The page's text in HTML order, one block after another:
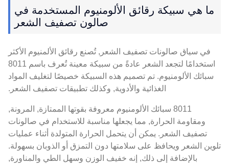
ما هي سبيكة رقائق الألومنيوم المستخدمة في
صالون تصفيف الشعر
في سياق صالونات تصفيف الشعر, تُصنع رقائق الألمنيوم الأكثر
استخدامًا لتجعد الشعر عادةً من سبيكة معينة تُعرف باسم 8011
سبائك الألومنيوم. تم تصميم هذه السبيكة خصيصًا لتغليف المواد
الغذائية والأدوية, وكذلك تطبيقات تصفيف الشعر.
8011 سبائك الألومنيوم معروفة بقوتها الممتازة, المرونة,
ومقاومة الحرارة, مما يجعلها مناسبة للاستخدام في صالونات
تصفيف الشعر. يمكن أن يتحمل الحرارة المتولدة أثناء عمليات
تلوين الشعر ويحافظ على سلامتها دون التمزق أو الذوبان بسهولة.
بالإضافة إلى ذلك, إنه خفيف الوزن وسهل الطي والمناورة,